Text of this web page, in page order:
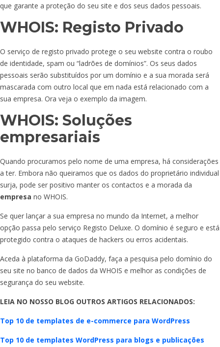
que garante a proteção do seu site e dos seus dados pessoais.
WHOIS: Registo Privado
O serviço de registo privado protege o seu website contra o roubo
de identidade, spam ou “ladrões de domínios”. Os seus dados
pessoais serão substituídos por um domínio e a sua morada será
mascarada com outro local que em nada está relacionado com a
sua empresa. Ora veja o exemplo da imagem.
WHOIS: Soluções
empresariais
Quando procuramos pelo nome de uma empresa, há considerações
a ter. Embora não queiramos que os dados do proprietário individual
surja, pode ser positivo manter os contactos e a morada da
empresa no WHOIS.
Se quer lançar a sua empresa no mundo da Internet, a melhor
opção passa pelo serviço Registo Deluxe. O domínio é seguro e está
protegido contra o ataques de hackers ou erros acidentais.
Aceda à plataforma da GoDaddy, faça a pesquisa pelo domínio do
seu site no banco de dados da WHOIS e melhor as condições de
segurança do seu website.
LEIA NO NOSSO BLOG OUTROS ARTIGOS RELACIONADOS:
Top 10 de templates de e-commerce para WordPress
Top 10 de templates WordPress para blogs e publicações